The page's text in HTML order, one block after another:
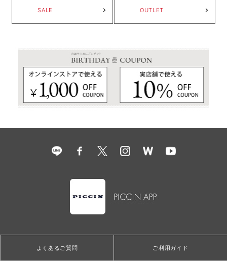
SALE OUTLET
よくあるご質問 ご利用ガイド